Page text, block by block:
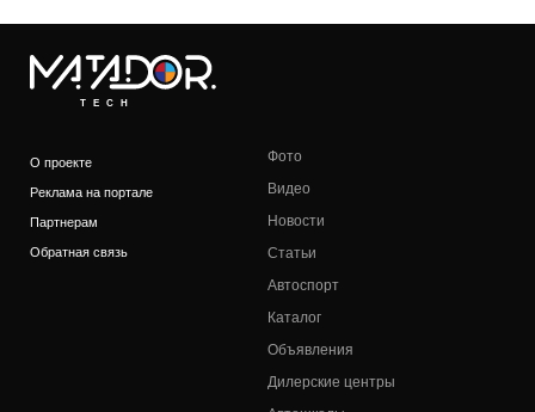
TECH
О проекте
Реклама на портале
Партнерам
Обратная связь
Фото
Видео
Новости
Статьи
Автоспорт
Каталог
Объявления
Дилерские центры